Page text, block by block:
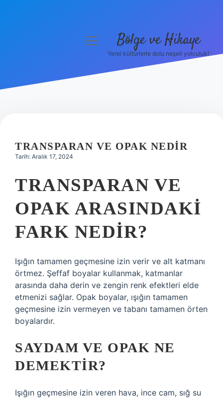
Hakkımızda
menüyü
Bölge ve Hikaye
Yerel kültürlerle dolu neşeli yolculuk!
TRANSPARAN VE OPAK NEDIR
Tarih: Aralık 17, 2024
TRANSPARAN VE
OPAK ARASINDAKI
FARK NEDIR?
Işığın tamamen geçmesine izin verir ve alt katmanı
örtmez. Şeffaf boyalar kullanmak, katmanlar
arasında daha derin ve zengin renk efektleri elde
etmenizi sağlar. Opak boyalar, ışığın tamamen
geçmesine izin vermeyen ve tabanı tamamen örten
boyalardır.
SAYDAM VE OPAK NE
DEMEKTIR?
Işığın geçmesine izin veren hava, ince cam, sığ su